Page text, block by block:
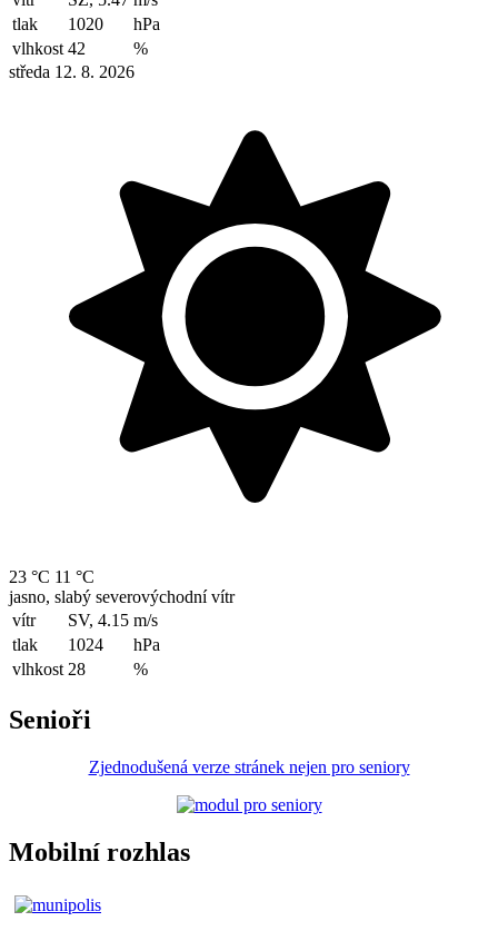
tlak
1020
hPa
vlhkost 42
%
středa 12. 8. 2026
23 °C 11 °C
jasno, slabý severovýchodní vítr
vítr
SV, 4.15 m/s
tlak
1024
hPa
vlhkost 28 %
Senioři
Zjednodušená verze stránek nejen pro seniory
Mobilní rozhlas